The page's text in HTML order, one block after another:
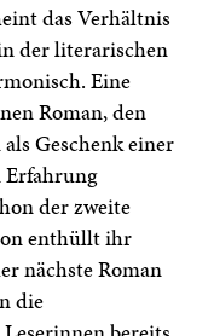
das Verhältnis
der literarischen
Eine
Roman, den
Geschenk einer
Erfahrung
der zweite
enthüllt ihr
nächste Roman
die